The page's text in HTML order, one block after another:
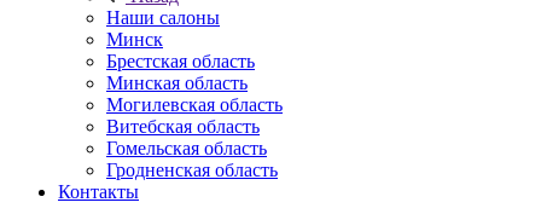
Наши салоны
Минск
Брестская область
Минская область
Могилевская область
Витебская область
Гомельская область
Гродненская область
Контакты